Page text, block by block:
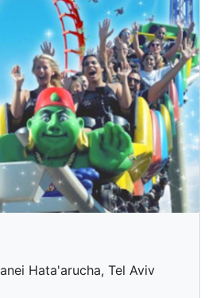
Hata'arucha, Tel Aviv